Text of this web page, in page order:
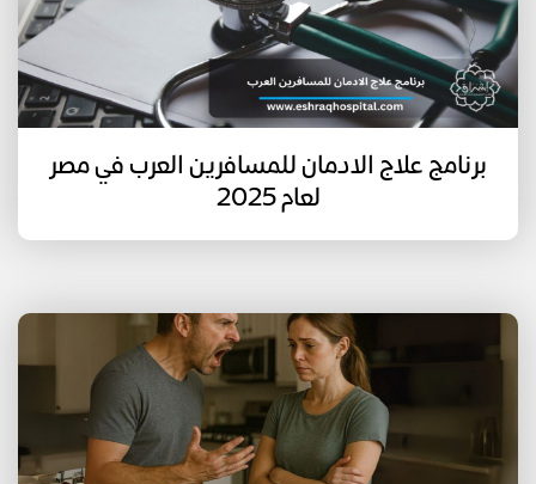
برنامج علاج الادمان للمسافرين العرب في مصر
لعام 2025